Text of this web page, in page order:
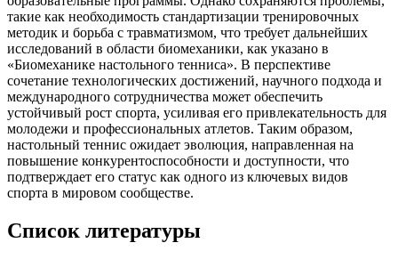
такие как необходимость стандартизации тренировочных
методик и борьба с травматизмом, что требует дальнейших
исследований в области биомеханики, как указано в
«Биомеханике настольного тенниса». В перспективе
сочетание технологических достижений, научного подхода и
международного сотрудничества может обеспечить
устойчивый рост спорта, усиливая его привлекательность для
молодежи и профессиональных атлетов. Таким образом,
настольный теннис ожидает эволюция, направленная на
повышение конкурентоспособности и доступности, что
подтверждает его статус как одного из ключевых видов
спорта в мировом сообществе.
Список литературы